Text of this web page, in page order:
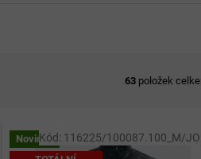
63 položek
Novinka
Kód: 116225/100087.100_M/